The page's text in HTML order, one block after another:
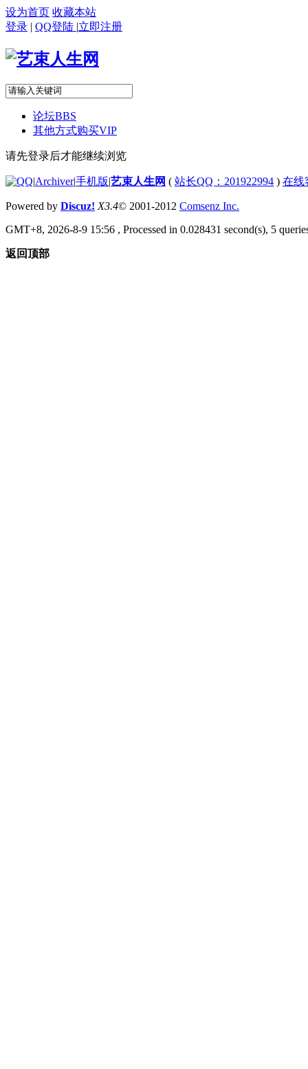
设为首页 收藏本站
登录 | QQ登陆 |立即注册
论坛BBS
其他方式购买VIP
请先登录后才能继续浏览
|Archiver|手机版|艺束人生网 ( 站长QQ：201922994 ) 在线
Powered by Discuz! X3.4© 2001-2012 Comsenz Inc.
GMT+8, 2026-8-9 15:56 , Processed in 0.028431 second(s), 5
返回顶部